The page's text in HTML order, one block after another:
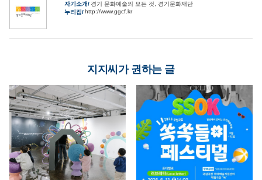
자기소개
경기 문화예술의 모든 것, 경기문화재단
누리집 http://www.ggcf.kr
지지씨가 권하는 글